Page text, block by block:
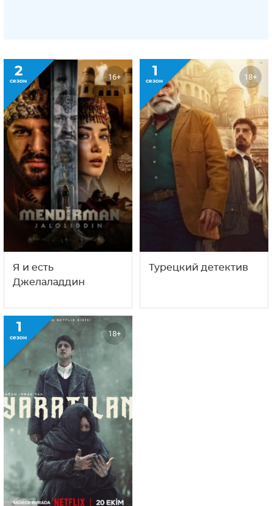
2
сезон 16+
Я и есть
Джелаладдин
1
сезон 18+
Турецкий детектив
1
сезон 18+